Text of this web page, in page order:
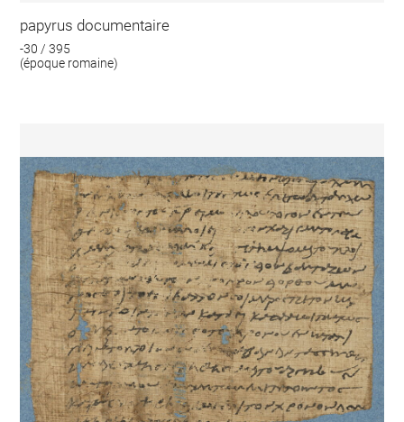
papyrus documentaire
-30 / 395
(époque romaine)